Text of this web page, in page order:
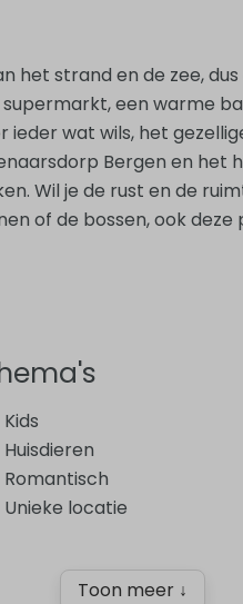
het strand en de zee,
een warme
ieder wat wils, het
Bergen en het
Wil je de rust en de
of de bossen, ook deze
Kids
Huisdieren
Romantisch
Unieke locatie
Toon meer ↓